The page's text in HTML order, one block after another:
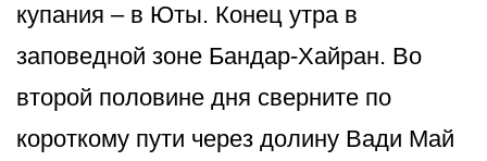
купания – в Юты. Конец утра в
заповедной зоне Бандар-Хайран. Во
второй половине дня сверните по
короткому пути через долину Вади Май